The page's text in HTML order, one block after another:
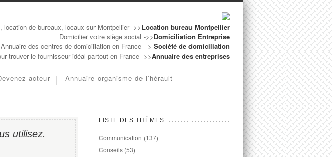
location de bureaux, locaux sur Montpellier ->>Location bureau Montpellier
Domicilier votre siège social ->>Domiciliation Entreprise
Annuaire des centres de domiciliation en France --> Société de domiciliation
trouver le fournisseur idéal partout en France ->>Annuaire des entreprises
acteur Annuaire organisme de l’hérault
utilisez.
LISTE DES THÈMES
Communication (137)
Conseils (53)